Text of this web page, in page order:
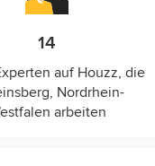
14
auf Houzz, die
Nordrhein-
arbeiten